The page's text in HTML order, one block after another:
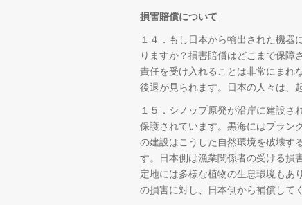
損害賠償について
１４．もし日本から輸出された機
りますか？損害賠償はどこまで保障
責任を受け入れることは非常にまれ
後退が見られます。日本の人々は、
１５．シノップ原発が沿岸に建設
保護されています。黒海にはプラン
の建設はこうした自然環境を破壊す
す。日本側は漁業関係者の受ける損
定地には多様な植物の生息環境もあ
の損害に対し、日本側から補償して